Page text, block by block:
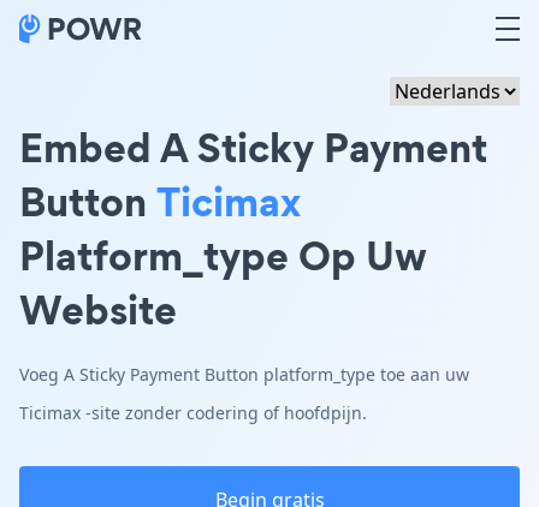
Embed A Sticky Payment
ButtonTicimax
Platform_type Op Uw
Website
Voeg A Sticky Payment Button platform_type toe aan uw
Ticimax -site zonder codering of hoofdpijn.
Begin gratis